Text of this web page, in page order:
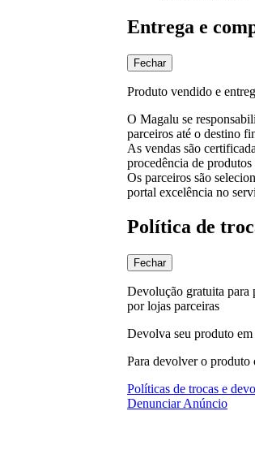
Entrega e
Fechar
Produto vendido e
O Magalu se
parceiros até o destino
As vendas são
procedência de
Os parceiros são
portal excelência no
Política de
Fechar
Devolução gratuita para
por lojas parceiras
Devolva seu produto
Para devolver o produto
Políticas de trocas e
Denunciar Anúncio